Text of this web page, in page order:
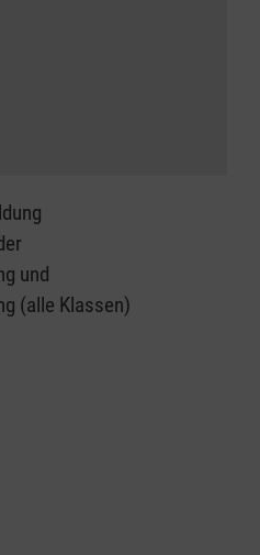
und
(alle Klassen)